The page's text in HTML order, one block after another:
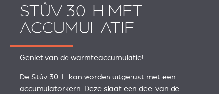
STÛV 30-H MET
ACCUMULATIE
Geniet van de warmteaccumulatie!
De Stûv 30-H kan worden uitgerust met een
accumulatorkern. Deze slaat een deel van de